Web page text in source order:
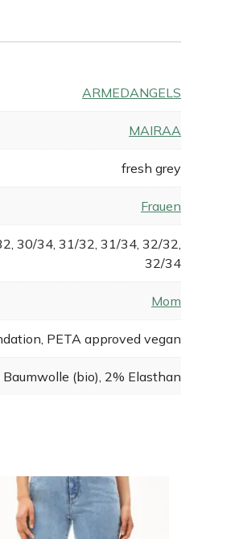
ARMEDANGELS
MAIRAA
fresh grey
Frauen
30/34, 31/32, 31/34, 32/32,
32/34
Mom
PETA approved vegan
(bio), 2% Elasthan